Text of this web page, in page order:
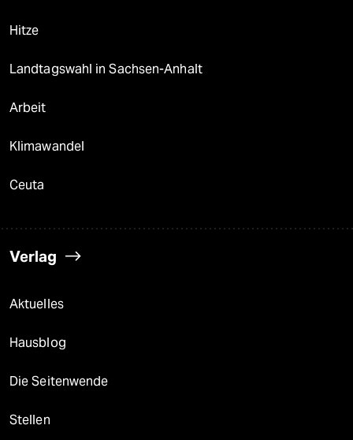
Hitze
Landtagswahl in Sachsen-Anhalt
Arbeit
Klimawandel
Ceuta
Verlag
Aktuelles
Hausblog
Die Seitenwende
Stellen